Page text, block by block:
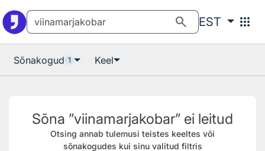
search EST apps
Sõnakogud 1 Keel
Sõna ”viinamarjakobar” ei leitud
Otsing annab tulemusi teistes keeltes või
sõnakogudes kui sinu valitud filtris